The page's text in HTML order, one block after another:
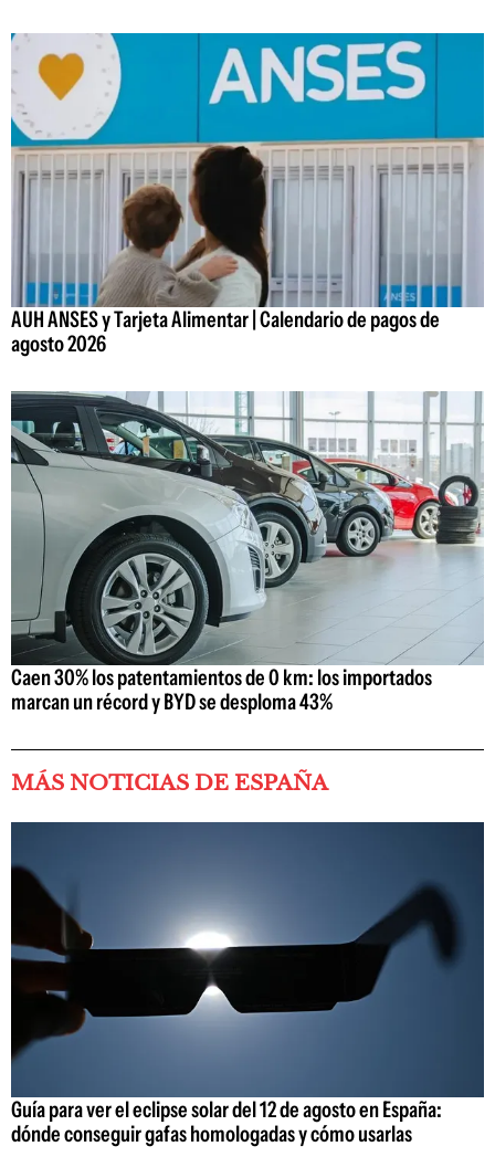
AUH ANSES y Tarjeta Alimentar | Calendario de pagos de
agosto 2026
Caen 30% los patentamientos de 0 km: los importados
marcan un récord y BYD se desploma 43%
MÁS NOTICIAS DE ESPAÑA
Guía para ver el eclipse solar del 12 de agosto en España:
dónde conseguir gafas homologadas y cómo usarlas